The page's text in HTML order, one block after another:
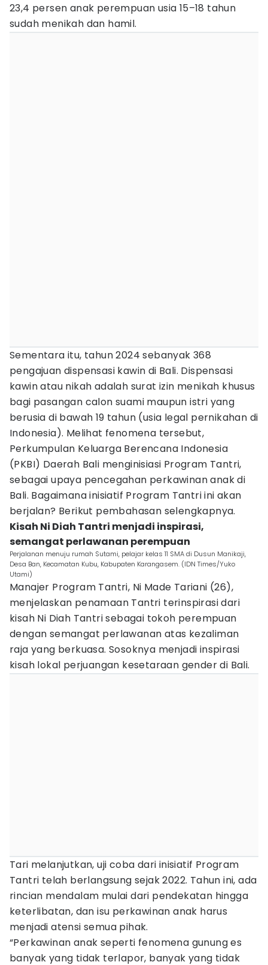
23,4 persen anak perempuan usia 15–18 tahun
sudah menikah dan hamil.
Sementara itu, tahun 2024 sebanyak 368
pengajuan dispensasi kawin di Bali. Dispensasi
kawin atau nikah adalah surat izin menikah khusus
bagi pasangan calon suami maupun istri yang
berusia di bawah 19 tahun (usia legal pernikahan di
Indonesia). Melihat fenomena tersebut,
Perkumpulan Keluarga Berencana Indonesia
(PKBI) Daerah Bali menginisiasi Program Tantri,
sebagai upaya pencegahan perkawinan anak di
Bali. Bagaimana inisiatif Program Tantri ini akan
berjalan? Berikut pembahasan selengkapnya.
Kisah Ni Diah Tantri menjadi inspirasi,
semangat perlawanan perempuan
Perjalanan menuju rumah Sutami, pelajar kelas 11 SMA di Dusun Manikaji,
Desa Ban, Kecamatan Kubu, Kabupaten Karangasem. (IDN Times/Yuko
Utami)
Manajer Program Tantri, Ni Made Tariani (26),
menjelaskan penamaan Tantri terinspirasi dari
kisah Ni Diah Tantri sebagai tokoh perempuan
dengan semangat perlawanan atas kezaliman
raja yang berkuasa. Sosoknya menjadi inspirasi
kisah lokal perjuangan kesetaraan gender di Bali.
Tari melanjutkan, uji coba dari inisiatif Program
Tantri telah berlangsung sejak 2022. Tahun ini, ada
rincian mendalam mulai dari pendekatan hingga
keterlibatan, dan isu perkawinan anak harus
menjadi atensi semua pihak.
“Perkawinan anak seperti fenomena gunung es
banyak yang tidak terlapor, banyak yang tidak